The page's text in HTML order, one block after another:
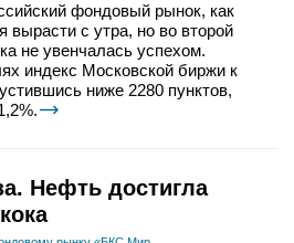
фондовый рынок, как
вырасти с утра, но во второй
не увенчалась успехом.
индекс Московской биржи к
ниже 2280 пунктов,
Нефть достигла